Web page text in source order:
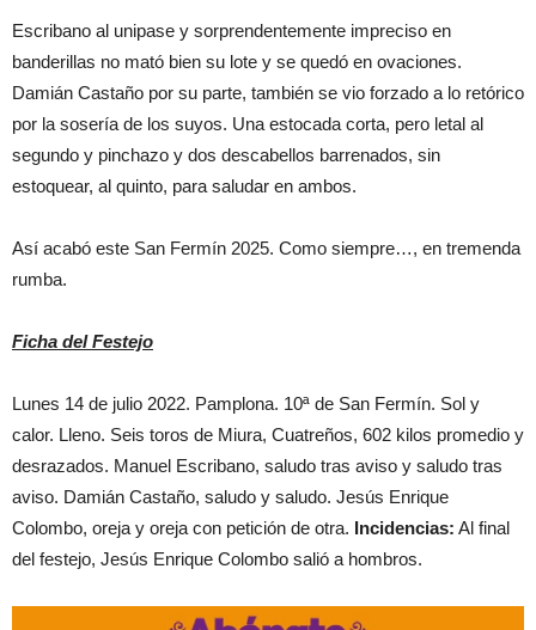
Escribano al unipase y sorprendentemente impreciso en
banderillas no mató bien su lote y se quedó en ovaciones.
Damián Castaño por su parte, también se vio forzado a lo retórico
por la sosería de los suyos. Una estocada corta, pero letal al
segundo y pinchazo y dos descabellos barrenados, sin
estoquear, al quinto, para saludar en ambos.
Así acabó este San Fermín 2025. Como siempre…, en tremenda
rumba.
Ficha del Festejo
Lunes 14 de julio 2022. Pamplona. 10ª de San Fermín. Sol y
calor. Lleno. Seis toros de Miura, Cuatreños, 602 kilos promedio y
desrazados. Manuel Escribano, saludo tras aviso y saludo tras
aviso. Damián Castaño, saludo y saludo. Jesús Enrique
Colombo, oreja y oreja con petición de otra. Incidencias: Al final
del festejo, Jesús Enrique Colombo salió a hombros.